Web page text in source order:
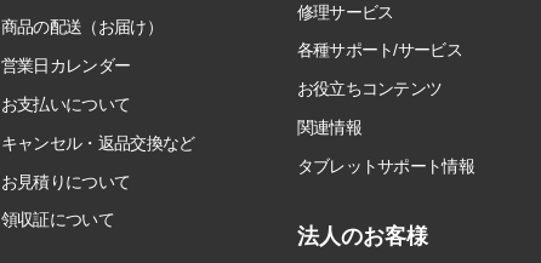
商品の配送（お届け）
営業日カレンダー
お支払いについて
キャンセル・返品交換など
お見積りについて
領収証について
修理サービス
各種サポート/サービス
お役立ちコンテンツ
関連情報
タブレットサポート情報
法人のお客様